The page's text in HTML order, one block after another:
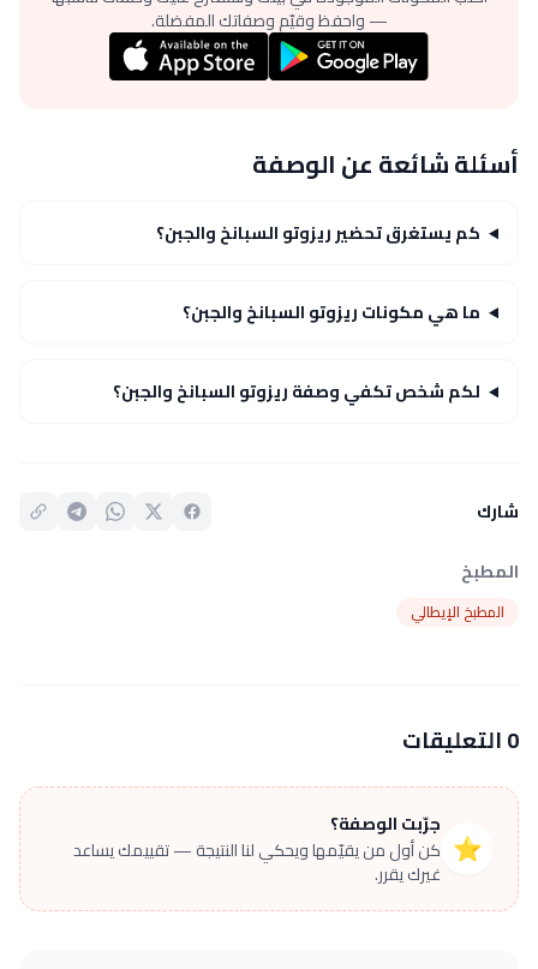
— واحفظ وقيّم وصفاتك المفضلة.
أسئلة شائعة عن الوصفة
كم يستغرق تحضير ريزوتو السبانخ والجبن؟
ما هي مكونات ريزوتو السبانخ والجبن؟
لكم شخص تكفي وصفة ريزوتو السبانخ والجبن؟
شارك
المطبخ
المطبخ الإيطالي
0 التعليقات
⭐
جرّبت الوصفة؟
كن أول من يقيّمها ويحكي لنا النتيجة — تقييمك يساعد
غيرك يقرر.